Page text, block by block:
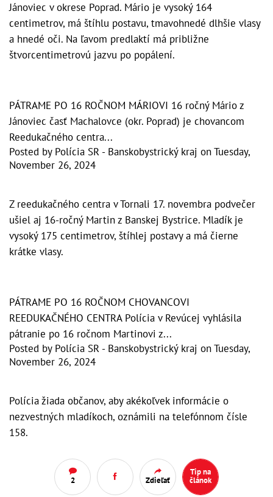
Jánoviec v okrese Poprad. Mário je vysoký 164
centimetrov, má štíhlu postavu, tmavohnedé dlhšie vlasy
a hnedé oči. Na ľavom predlaktí má približne
štvorcentimetrovú jazvu po popálení.
PÁTRAME PO 16 ROČNOM MÁRIOVI 16 ročný Mário z
Jánoviec časť Machalovce (okr. Poprad) je chovancom
Reedukačného centra...
Posted by Polícia SR - Banskobystrický kraj onTuesday,
November 26, 2024
Z reedukačného centra v Tornali 17. novembra podvečer
ušiel aj 16-ročný Martin z Banskej Bystrice. Mladík je
vysoký 175 centimetrov, štíhlej postavy a má čierne
krátke vlasy.
PÁTRAME PO 16 ROČNOM CHOVANCOVI
REEDUKAČNÉHO CENTRA Polícia v Revúcej vyhlásila
pátranie po 16 ročnom Martinovi z...
Posted by Polícia SR - Banskobystrický kraj onTuesday,
November 26, 2024
Polícia žiada občanov, aby akékoľvek informácie o
nezvestných mladíkoch, oznámili na telefónnom čísle
158.
2 Zdieľať
Tip na
článok